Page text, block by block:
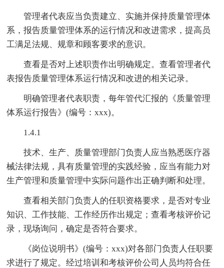
管理者代表应当负责建立、实施并保持质量管理体
系，报告质量管理体系的运行情况和改进需求，提高员
工满足法规、规章和顾客要求的意识。
查看是否对上述职责作出明确规定。查看管理者代
表报告质量管理体系运行情况和改进的相关记录。
明确管理者代表职责，每年管代汇报的《质量管理
体系运行报告》(编号：xxx)。
1.4.1
技术、生产、质量管理部门负责人应当熟悉医疗器
械法律法规，具有质量管理的实践经验，应当有能力对
生产管理和质量管理中实际问题作出正确判断和处理。
查看相关部门负责人的任职资格要求，是否对专业
知识、工作技能、工作经历作出规定；查看考核评价记
录，现场询问，确定是否符合要求。
《岗位说明书》(编号：xxx)对各部门负责人任职要
求进行了规定。经过培训和考核评价公司人员均符合任